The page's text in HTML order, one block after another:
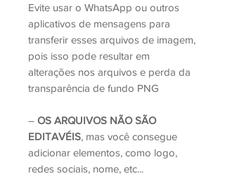
Evite usar o WhatsApp ou outros
aplicativos de mensagens para
transferir esses arquivos de imagem,
pois isso pode resultar em
alterações nos arquivos e perda da
transparência de fundo PNG
– OS ARQUIVOS NÃO SÃO
EDITAVÉIS, mas você consegue
adicionar elementos, como logo,
redes sociais, nome, etc...